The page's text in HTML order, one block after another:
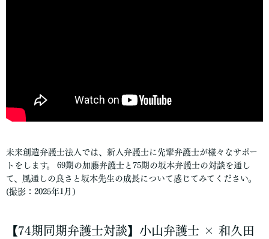
未来創造弁護士法人では、新人弁護士に先輩弁護士が様々なサポー
トをします。 69期の加藤弁護士と75期の坂本弁護士の対談を通し
て、風通しの良さと坂本先生の成長について感じてみてください。
(撮影：2025年1月）
【74期同期弁護士対談】小山弁護士 × 和久田